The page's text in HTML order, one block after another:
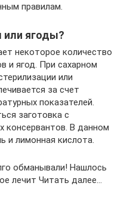
правилам.
или ягоды?
некоторое количество
и ягод. При сахарном
или
за счет
показателей.
заготовка с
консервантов. В данном
и лимонная кислота.
обманывали! Нашлось
лечит Читать далее…